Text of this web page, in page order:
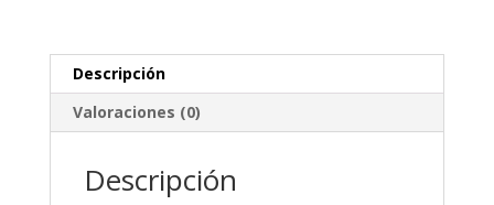
Descripción
Valoraciones (0)
Descripción